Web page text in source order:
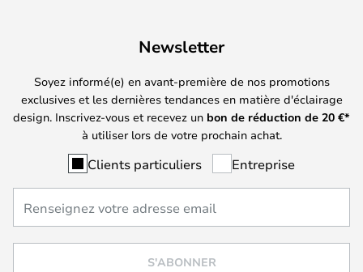
Newsletter
Soyez informé(e) en avant-première de nos promotions
exclusives et les dernières tendances en matière d'éclairage
design. Inscrivez-vous et recevez un bon de réduction de 20 €*
à utiliser lors de votre prochain achat.
Clients particuliers Entreprise
S'ABONNER